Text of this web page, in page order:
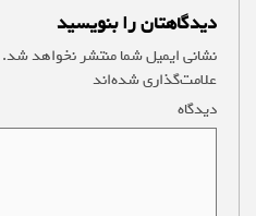
دیدگاهتان را بنویسید
نشانی ایمیل شما منتشر نخواهد شد.
علامت‌گذاری شده‌اند
دیدگاه